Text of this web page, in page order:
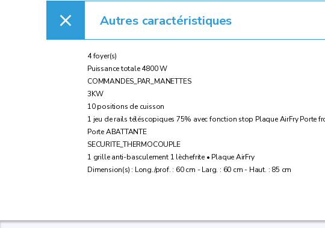
Autres caractéristiques
4 foyer(s)
Puissance totale 4800 W
COMMANDES_PAR_MANETTES
3KW
10 positions de cuisson
1 jeu de rails téléscopiques 75% avec fonction stop Plaque AirFry Porte
Porte ABATTANTE
SECURITE_THERMOCOUPLE
1 grille anti-basculement 1 lèchefrite • Plaque AirFry
Dimension(s) : Long./prof. : 60 cm - Larg. : 60 cm - Haut. : 85 cm